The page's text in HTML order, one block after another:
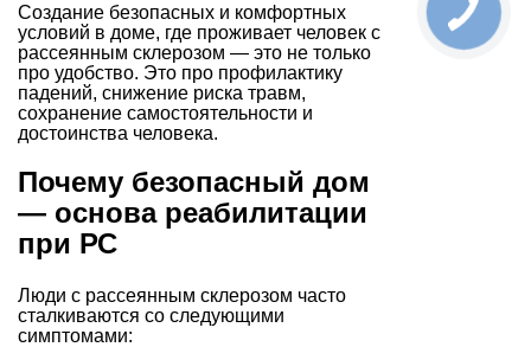
Создание безопасных и комфортных
условий в доме, где проживает человек с
рассеянным склерозом — это не только
про удобство. Это про профилактику
падений, снижение риска травм,
сохранение самостоятельности и
достоинства человека.
Почему безопасный дом
— основа реабилитации
при РС
Люди с рассеянным склерозом часто
сталкиваются со следующими
симптомами: